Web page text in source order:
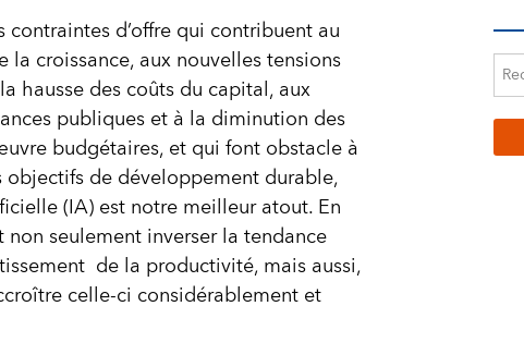
contraintes d’offre qui contribuent au
la croissance, aux nouvelles tensions
hausse des coûts du capital, aux
publiques et à la diminution des
budgétaires, et qui font obstacle à
de développement durable,
(IA) est notre meilleur atout. En
non seulement inverser la tendance
de la productivité, mais aussi,
celle-ci considérablement et